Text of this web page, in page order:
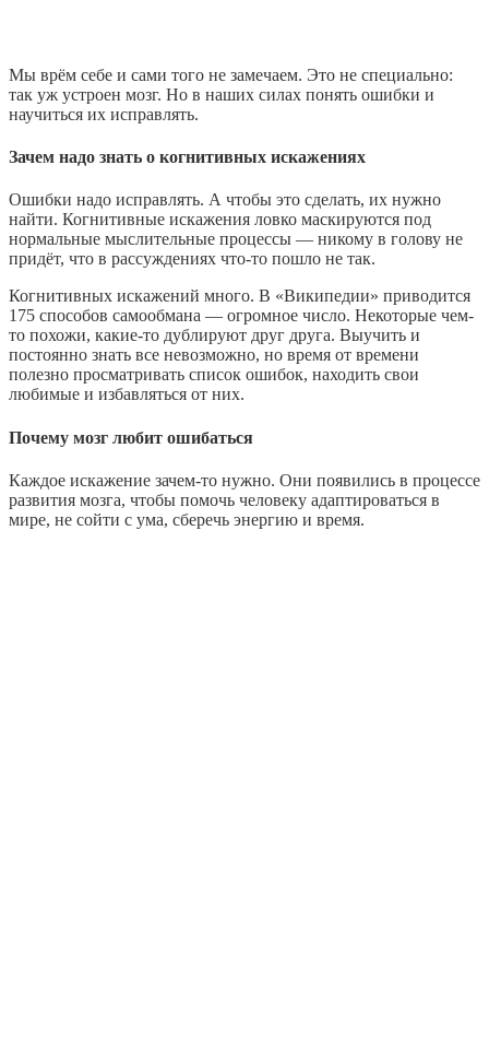
Мы врём себе и сами того не замечаем. Это не специально:
так уж устроен мозг. Но в наших силах понять ошибки и
научиться их исправлять.
Зачем надо знать о когнитивных искажениях
Ошибки надо исправлять. А чтобы это сделать, их нужно
найти. Когнитивные искажения ловко маскируются под
нормальные мыслительные процессы — никому в голову не
придёт, что в рассуждениях что-то пошло не так.
Когнитивных искажений много. В «Википедии» приводится
175 способов самообмана — огромное число. Некоторые чем-
то похожи, какие-то дублируют друг друга. Выучить и
постоянно знать все невозможно, но время от времени
полезно просматривать список ошибок, находить свои
любимые и избавляться от них.
Почему мозг любит ошибаться
Каждое искажение зачем-то нужно. Они появились в процессе
развития мозга, чтобы помочь человеку адаптироваться в
мире, не сойти с ума, сберечь энергию и время.